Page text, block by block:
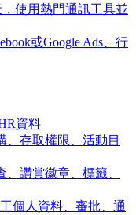
使用熱門通訊工具並
或Google Ads、行
資料
、存取權限、活動目
讚賞徽章、標籤、
個人資料、審批、通